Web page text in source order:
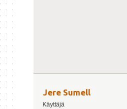
Jere Sumell
Käyttäjä